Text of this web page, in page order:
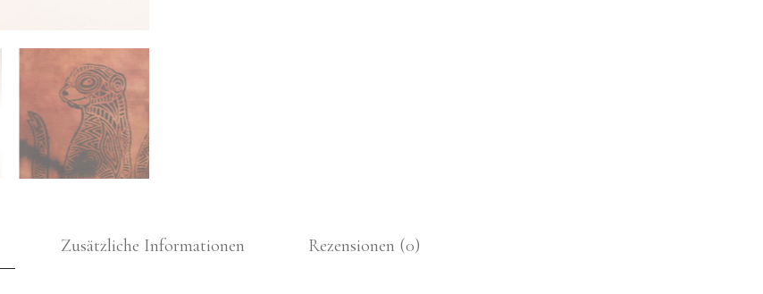
Zusätzliche Informationen Rezensionen (0)